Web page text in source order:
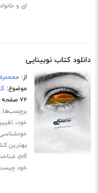
ای و
دانلود کتاب نوبینایی
از:
موضوع:
۷۲ صفحه
برچسب‌ها:
خود،
بهترین
pdf،
خود